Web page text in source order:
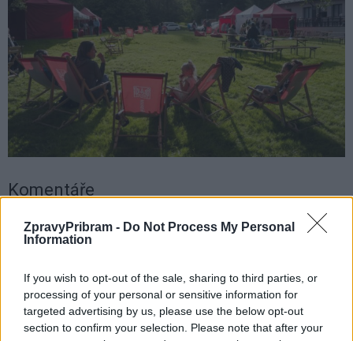
ZpravyPribram - Do Not Process My Personal
Information
If you wish to opt-out of the sale, sharing to third parties, or
processing of your personal or sensitive information for
targeted advertising by us, please use the below opt-out
section to confirm your selection. Please note that after your
Komentáře
TAGY Junior klub městské kulturní centrum
Příbram
Vítání slunovratu